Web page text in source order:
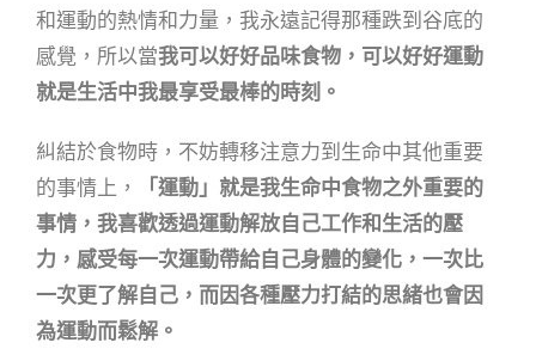
和運動的熱情和力量，我永遠記得那種跌到谷底的
感覺，所以當我可以好好品味食物，可以好好運動
就是生活中我最享受最棒的時刻。
糾結於食物時，不妨轉移注意力到生命中其他重要
的事情上，
「運動」就是我生命中食物之外重要的
事情，我喜歡透過運動解放自己工作和生活的壓
力，感受每一次運動帶給自己身體的變化，一次比
一次更了解自己，而因各種壓力打結的思緒也會因
為運動而鬆解。